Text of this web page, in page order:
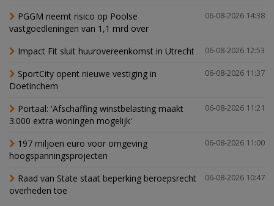
06-08-2026 14:38
PGGM neemt risico op Poolse
vastgoedleningen van 1,1 mrd over
06-08-2026 12:53
Impact Fit sluit huurovereenkomst in Utrecht
06-08-2026 11:37
SportCity opent nieuwe vestiging in
Doetinchem
06-08-2026 11:21
Portaal: 'Afschaffing winstbelasting maakt
3.000 extra woningen mogelijk'
06-08-2026 11:00
197 miljoen euro voor omgeving
hoogspanningsprojecten
06-08-2026 10:47
Raad van State staat beperking beroepsrecht
overheden toe